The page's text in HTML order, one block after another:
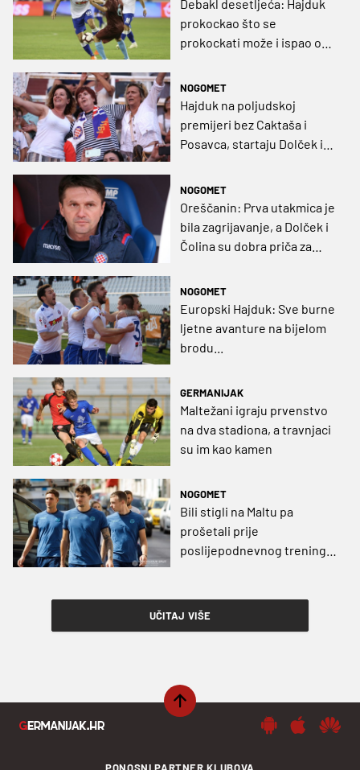
Debakl desetljeća: Hajduk
prokockao što se
prokockati može i ispao od
NOGOMET
Hajduk na poljudskoj
premijeri bez Caktaša i
Posavca, startaju Dolček i
NOGOMET
Oreščanin: Prva utakmica je
bila zagrijavanje, a Dolček i
Čolina su dobra priča za
NOGOMET
Europski Hajduk: Sve burne
ljetne avanture na bijelom
brodu...
GERMANIJAK
Maltežani igraju prvenstvo
na dva stadiona, a travnjaci
su im kao kamen
NOGOMET
Bili stigli na Maltu pa
prošetali prije
poslijepodnevnog treninga
UČITAJ VIŠE